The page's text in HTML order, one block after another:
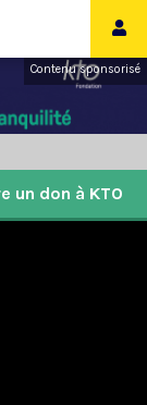
Contenu sponsorisé
un don à KTO